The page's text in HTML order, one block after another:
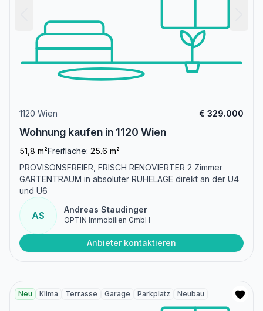
1120 Wien € 329.000
Wohnung kaufen in 1120 Wien
51,8 m²Freifläche: 25.6 m²
PROVISONSFREIER, FRISCH RENOVIERTER 2 Zimmer
GARTENTRAUM in absoluter RUHELAGE direkt an der U4
und U6
AS
Andreas Staudinger
OPTIN Immobilien GmbH
Anbieter kontaktieren
Neu Klima Terrasse Garage Parkplatz Neubau